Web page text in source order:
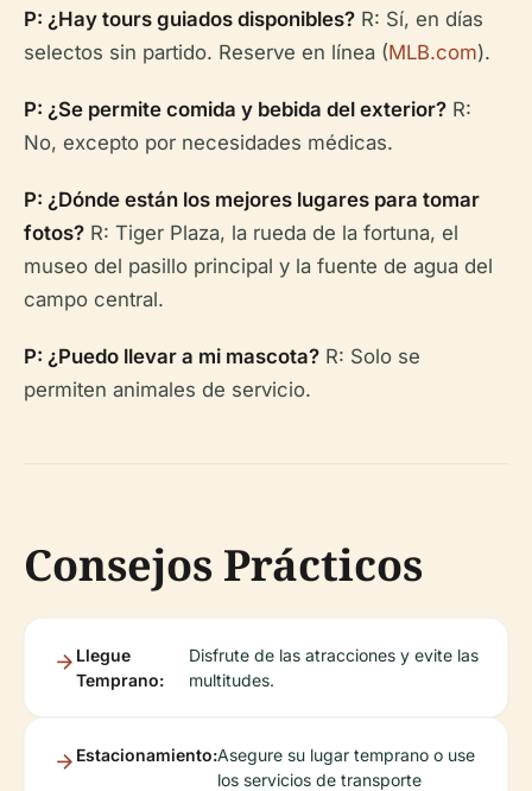
P: ¿Hay tours guiados disponibles? R: Sí, en días
selectos sin partido. Reserve en línea (MLB.com).
P: ¿Se permite comida y bebida del exterior? R:
No, excepto por necesidades médicas.
P: ¿Dónde están los mejores lugares para tomar
fotos? R: Tiger Plaza, la rueda de la fortuna, el
museo del pasillo principal y la fuente de agua del
campo central.
P: ¿Puedo llevar a mi mascota? R: Solo se
permiten animales de servicio.
Consejos Prácticos
Llegue
Temprano:
Disfrute de las atracciones y evite las
multitudes.
Estacionamiento:Asegure su lugar temprano o use
los servicios de transporte